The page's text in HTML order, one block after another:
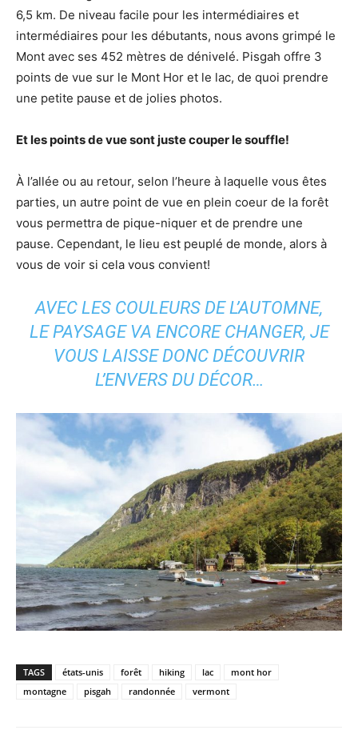
6,5 km. De niveau facile pour les intermédiaires et
intermédiaires pour les débutants, nous avons grimpé le
Mont avec ses 452 mètres de dénivelé. Pisgah offre 3
points de vue sur le Mont Hor et le lac, de quoi prendre
une petite pause et de jolies photos.
Et les points de vue sont juste couper le souffle!
À l’allée ou au retour, selon l’heure à laquelle vous êtes
parties, un autre point de vue en plein coeur de la forêt
vous permettra de pique-niquer et de prendre une
pause. Cependant, le lieu est peuplé de monde, alors à
vous de voir si cela vous convient!
AVEC LES COULEURS DE L’AUTOMNE,
LE PAYSAGE VA ENCORE CHANGER, JE
VOUS LAISSE DONC DÉCOUVRIR
L’ENVERS DU DÉCOR…
TAGS états-unis forêt hiking lac
mont hor
montagne
pisgah randonnée vermont